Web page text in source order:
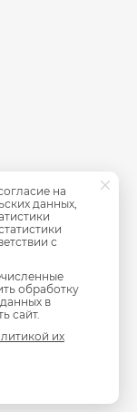
на
данных,
с
обработку
в
сайт.
их